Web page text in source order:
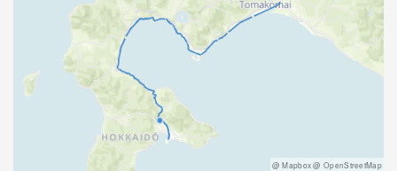
@ Mapbox @ OpenStreetMap